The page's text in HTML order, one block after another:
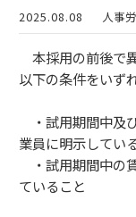
2025.08.08 人事
本採用の前後で
以下の条件をいず
・試用期間中及
業員に明示してい
・試用期間中の
ていること